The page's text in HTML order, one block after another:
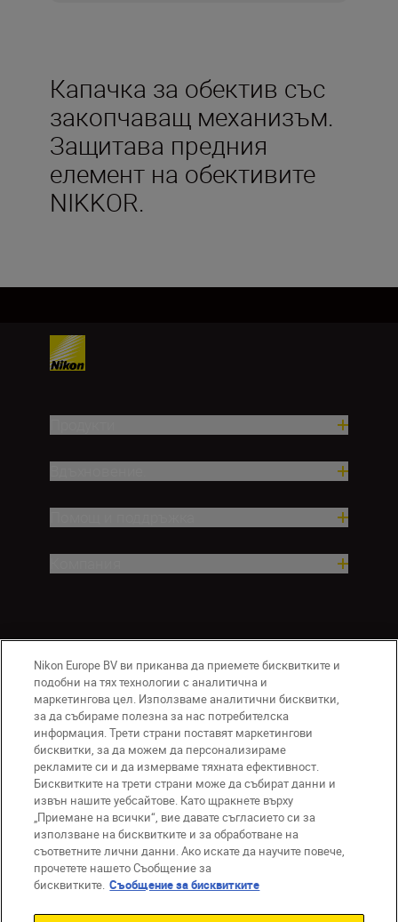
Капачка за обектив със
закопчаващ механизъм.
Защитава предния
елемент на обективите
NIKKOR.
BG Nikon Sites
Връзка с нас
Съобщение за поверителност
Условия за използване
Съобщение за бисквитки
Настройки за бисквитките
Back to top
Nikon Europe BV ви приканва да приемете бисквитките и
подобни на тях технологии с аналитична и
маркетингова цел. Използваме аналитични бисквитки,
за да събираме полезна за нас потребителска
информация. Трети страни поставят маркетингови
бисквитки, за да можем да персонализираме
рекламите си и да измерваме тяхната ефективност.
Бисквитките на трети страни може да събират данни и
извън нашите уебсайтове. Като щракнете върху
„Приемане на всички“, вие давате съгласието си за
използване на бисквитките и за обработване на
съответните лични данни. Ако искате да научите повече,
прочетете нашето Съобщение за
бисквитките. Съобщение за бисквитките